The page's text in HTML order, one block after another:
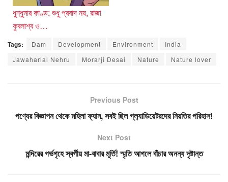
ধুন্ধুমার কাণ্ড: শুধু প্রবাদ নয়, রাজা
কুবলাশ্ব ও…
Tags: Dam Development Environment
India
Jawaharlal Nehru
Morarji Desai Nature Nature lover
Previous Post
পণ্যের বিজ্ঞাপন থেকে মহিলা ফ্যান, সবই ছিল গ্ল‍্যাডিয়েটরদের নিয়তির পরিহাস!
Next Post
মন্দিরের গর্ভগৃহে স্বর্গীয় মা-বাবার মূর্তি! স্মৃতি আগলে বাঁচার অনন্য দৃষ্টান্ত